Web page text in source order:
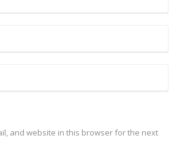
and website in this browser for the next